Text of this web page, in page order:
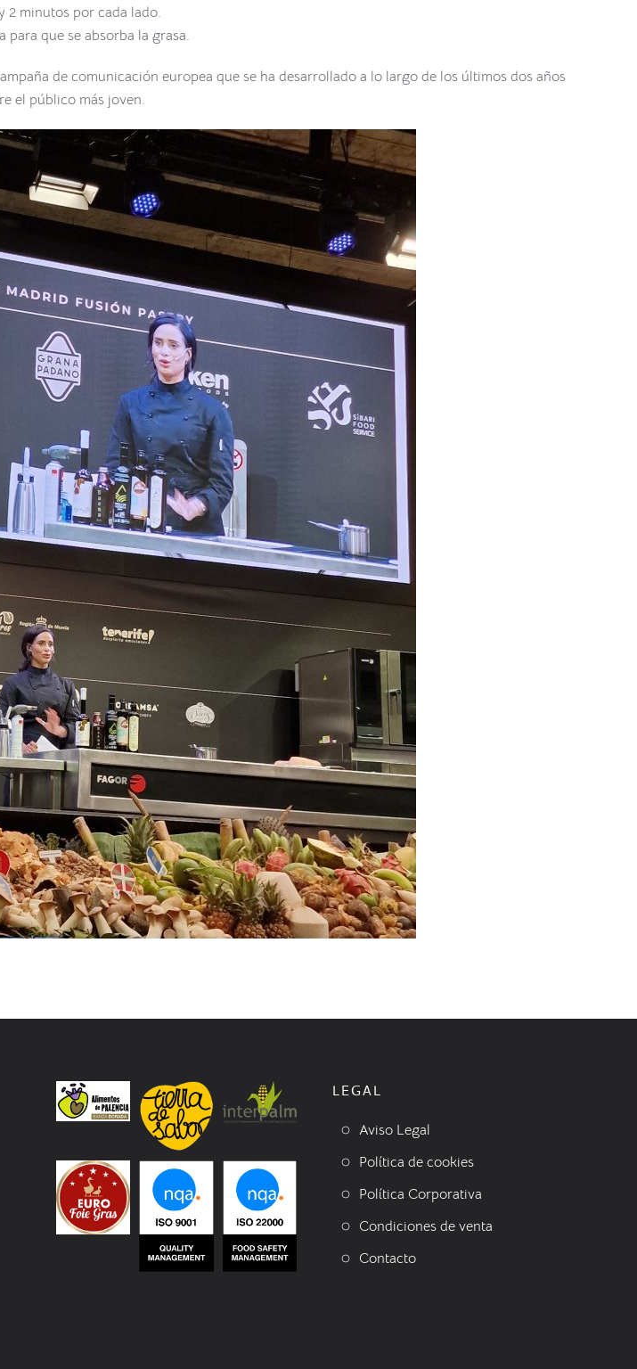
2 minutos por cada lado.
que se absorba la grasa.
de comunicación europea que se ha desarrollado a lo largo de los últimos dos años
el público más joven.
LEGAL
Aviso Legal
Política de cookies
Política Corporativa
Condiciones de venta
Contacto